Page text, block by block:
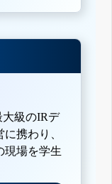
大級のIRデ
携わり、
現場を学生